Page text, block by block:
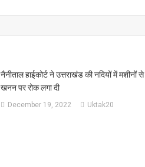
नैनीताल हाईकोर्ट ने उत्तराखंड की नदियों में मशीनों से
खनन पर रोक लगा दी
December 19, 2022 Uktak20